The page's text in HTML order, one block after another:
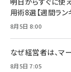
用術8選【週間ラン
8月5日 8:00
なぜ経営者は、マ
8月5日 7:05